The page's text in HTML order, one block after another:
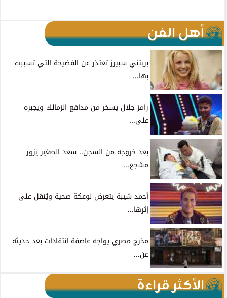
أهل الفن
بريتني سبيرز تعتذر عن الفضيحة التي تسببت
بها...
رامز جلال يسخر من مدافع الزمالك ويجبره
على...
بعد خروجه من السجن.. سعد الصغير يزور
مشجع...
أحمد شيبة يتعرض لوعكة صحية ويُنقل على
إثرها...
مخرج مصري يواجه عاصفة انتقادات بعد حديثه
عن...
الأكثر قراءة